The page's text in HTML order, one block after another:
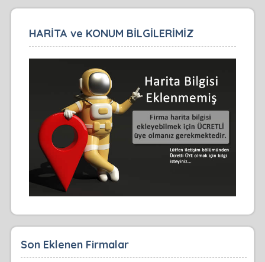
HARİTA ve KONUM BİLGİLERİMİZ
Son Eklenen Firmalar